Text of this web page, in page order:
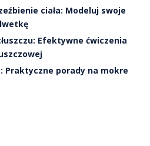
ciała: Modeluj swoje
Efektywne ćwiczenia
Praktyczne porady na mokre